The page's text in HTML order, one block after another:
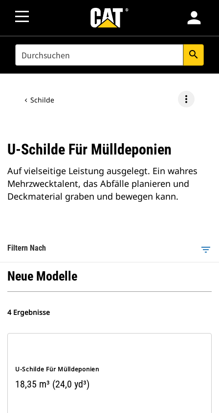
person
SEARCH search
Schilde more_vert
U-Schilde Für Mülldeponien
Auf vielseitige Leistung ausgelegt. Ein wahres
Mehrzwecktalent, das Abfälle planieren und
Deckmaterial graben und bewegen kann.
Filtern Nach filter_list
Neue Modelle
4 Ergebnisse
U-Schilde Für Mülldeponien
18,35 m³ (24,0 yd³)